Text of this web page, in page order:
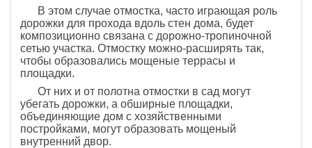
В этом случае отмостка, часто играющая роль
дорожки для прохода вдоль стен дома, будет
композиционно связана с дорожно-тропиночной
сетью участка. Отмостку можно-расширять так,
чтобы образовались мощеные террасы и
площадки.
От них и от полотна отмостки в сад могут
убегать дорожки, а обширные площадки,
объединяющие дом с хозяйственными
постройками, могут образовать мощеный
внутренний двор.